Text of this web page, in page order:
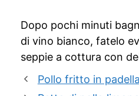
Dopo pochi minuti
di vino bianco, fatelo
seppie a cottura con
Pollo fritto in